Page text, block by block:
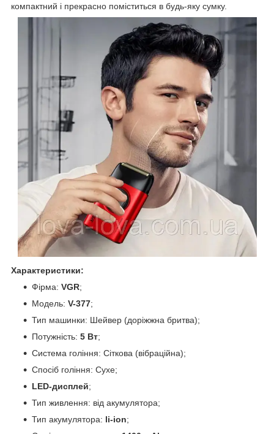
компактний і прекрасно поміститься в будь-яку сумку.
Характеристики:
Фірма: VGR;
Модель: V-377;
Тип машинки: Шейвер (доріжжна бритва);
Потужність: 5 Вт;
Система гоління: Сіткова (вібраційна);
Спосіб гоління: Сухе;
LED-дисплей;
Тип живлення: від акумулятора;
Тип акумулятора: li-ion;